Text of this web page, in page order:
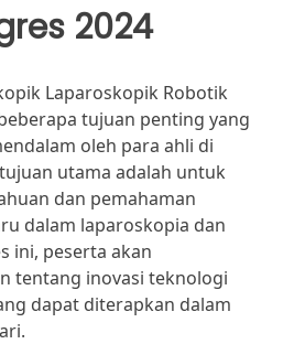
2024
Laparoskopik Robotik
tujuan penting yang
oleh para ahli di
utama adalah untuk
dan pemahaman
dalam laparoskopia dan
ini, peserta akan
tentang inovasi teknologi
dapat diterapkan dalam